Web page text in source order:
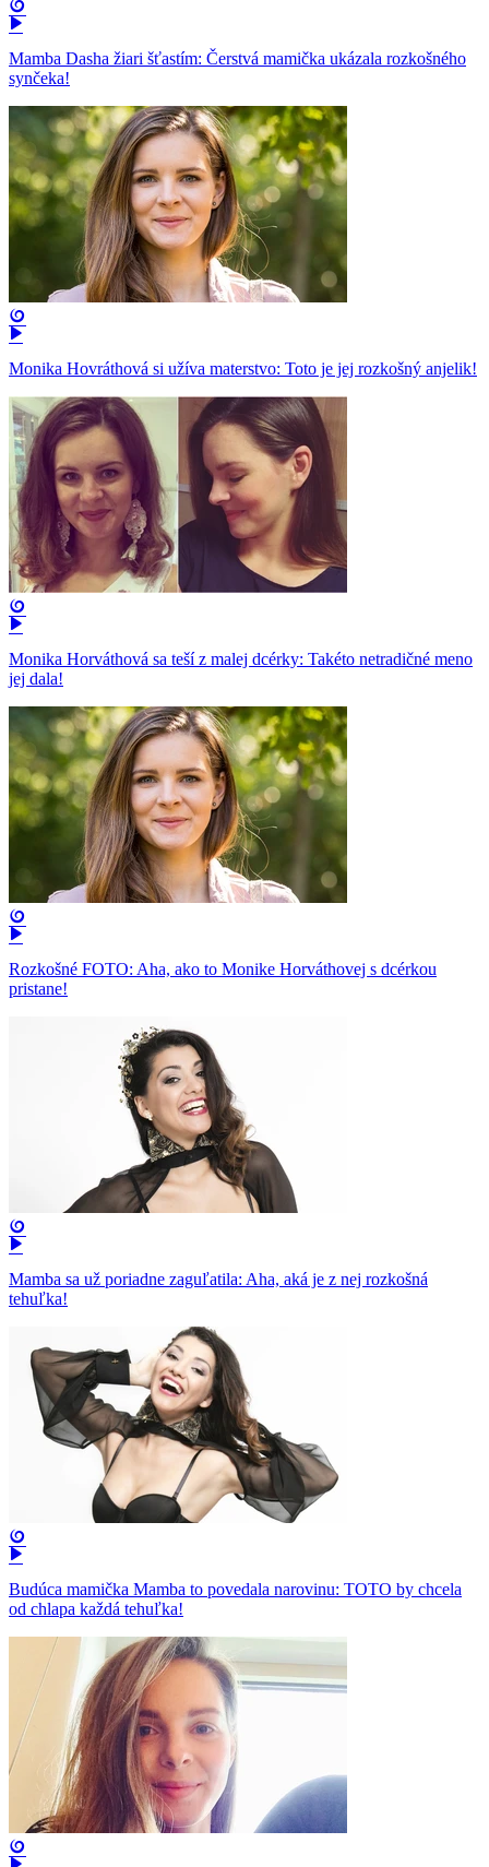
Mamba Dasha žiari šťastím: Čerstvá mamička ukázala rozkošného
synčeka!
Monika Hovráthová si užíva materstvo: Toto je jej rozkošný anjelik!
Monika Horváthová sa teší z malej dcérky: Takéto netradičné meno
jej dala!
Rozkošné FOTO: Aha, ako to Monike Horváthovej s dcérkou
pristane!
Mamba sa už poriadne zaguľatila: Aha, aká je z nej rozkošná
tehuľka!
Budúca mamička Mamba to povedala narovinu: TOTO by chcela
od chlapa každá tehuľka!